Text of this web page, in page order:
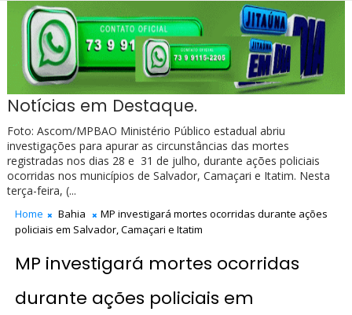
Notícias em Destaque.
Foto: Ascom/MPBAO Ministério Público estadual abriu
investigações para apurar as circunstâncias das mortes
registradas nos dias 28 e 31 de julho, durante ações policiais
ocorridas nos municípios de Salvador, Camaçari e Itatim. Nesta
terça-feira, (...
Home Bahia
MP investigará mortes ocorridas durante ações
policiais em Salvador, Camaçari e Itatim
MP investigará mortes ocorridas
durante ações policiais em